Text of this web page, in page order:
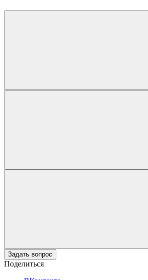
Задать вопрос
Поделиться